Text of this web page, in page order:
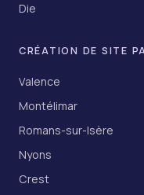
Die
CRÉATION DE SITE
Valence
Montélimar
Romans-sur-Isère
Nyons
Crest